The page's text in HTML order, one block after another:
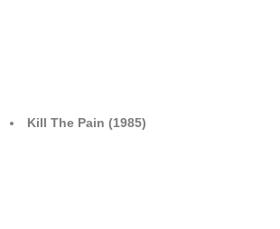
Kill The Pain (1985)